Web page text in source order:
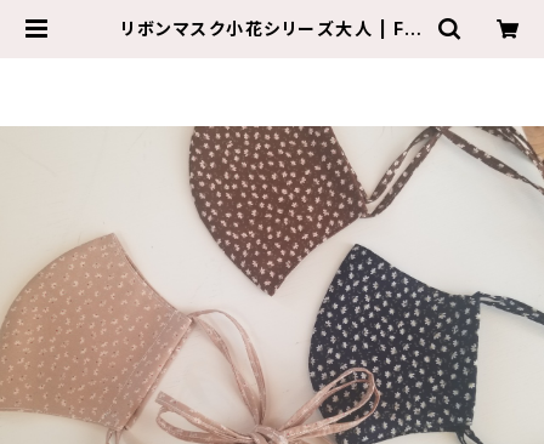
リボンマスク小花シリーズ大人 | Fai